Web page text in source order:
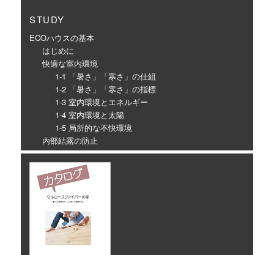
STUDY
ECOハウスの基本
はじめに
快適な室内環境
1-1 「暑さ」「寒さ」の仕組
1-2 「暑さ」「寒さ」の指標
1-3 室内環境とエネルギー
1-4 室内環境と太陽
1-5 局所的な不快環境
内部結露の防止